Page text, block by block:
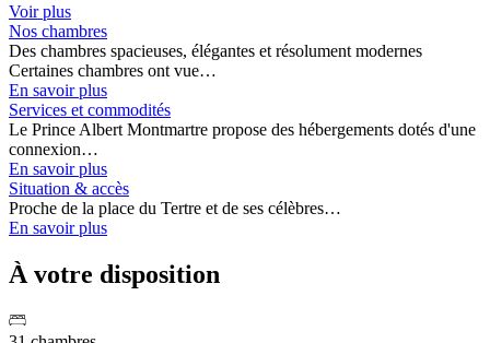
Voir plus
Nos chambres
Des chambres spacieuses, élégantes et résolument modernes
Certaines chambres ont vue…
En savoir plus
Services et commodités
Le Prince Albert Montmartre propose des hébergements dotés d'une
connexion…
En savoir plus
Situation & accès
Proche de la place du Tertre et de ses célèbres…
En savoir plus
À votre disposition